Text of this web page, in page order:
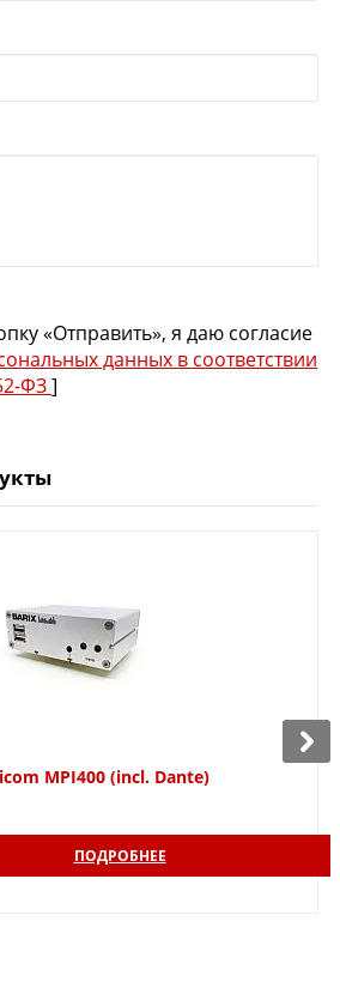
«Отправить», я даю согласие
данных в соответствии
ФЗ]
MPI400 (incl. Dante)
ПОДРОБНЕЕ